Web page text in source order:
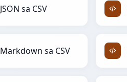
JSON sa CSV
Markdown sa CSV